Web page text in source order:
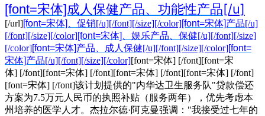
[font=宋体]成人保健产品、功能性产品[/u]
[/url][font=宋体]、促销[/u][/font][/size][/color][font=宋体]产品[/u]
[/font][/size][/color][font=宋体]、娱乐产品、保健[/u][/font][/size]
[/color][font=宋体]产品、成人保健[/u][/font][/size][/color][font=
宋体]产品[/u][/font][/size][/color][font=宋体] [/font][font=宋
体] [/font][font=宋体] [/font][font=宋体] [/font][font=宋体] [/font]
[font=宋体] [/font]该计划提供的"内华达卫生服务队"贷款偿还
方案为7.5万元人民币的执照补贴（服务两年），优先考虑本
州培养的医学人才。杰拉尔德·阿克曼强调："我接受过七年的